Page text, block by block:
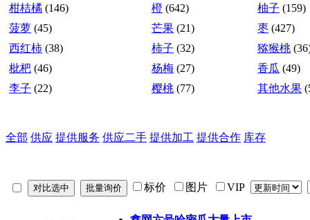
柑桔橘 (146) 橙 (642) 柚子 (159)
菠萝 (45) 芒果 (21) 枣 (427)
西红柿 (38) 柿子 (32) 猕猴桃
枇杷 (46) 杨梅 (27) 香瓜 (49)
李子 (22) 樱桃 (77) 其他水果
全部 供应 提供服务 供应二手 提供加工 提供合作 库存
标价 图片 VIP